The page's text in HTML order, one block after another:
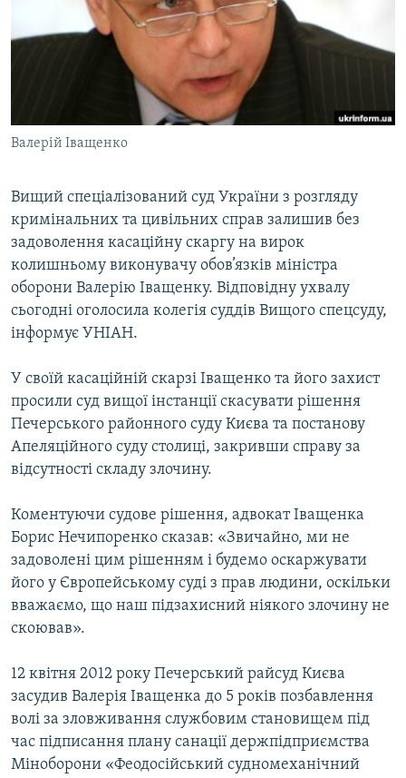
СПЕЦПРОЄКТИ
КРИМ РЕАЛІЇ
УКР
КТАТ
Усі сайти RFE/RL
Валерій Іващенко
Вищий спеціалізований суд України з розгляду
кримінальних та цивільних справ залишив без
задоволення касаційну скаргу на вирок
колишньому виконувачу обов’язків міністра
оборони Валерію Іващенку. Відповідну ухвалу
сьогодні оголосила колегія суддів Вищого спецсуду,
інформує УНІАН.
У своїй касаційній скарзі Іващенко та його захист
просили суд вищої інстанції скасувати рішення
Печерського районного суду Києва та постанову
Апеляційного суду столиці, закривши справу за
відсутності складу злочину.
Коментуючи судове рішення, адвокат Іващенка
Борис Нечипоренко сказав: «Звичайно, ми не
задоволені цим рішенням і будемо оскаржувати
його у Європейському суді з прав людини, оскільки
вважаємо, що наш підзахисний ніякого злочину не
скоював».
12 квітня 2012 року Печерський райсуд Києва
засудив Валерія Іващенка до 5 років позбавлення
волі за зловживання службовим становищем під
час підписання плану санації держпідприємства
Міноборони «Феодосійський судномеханічний